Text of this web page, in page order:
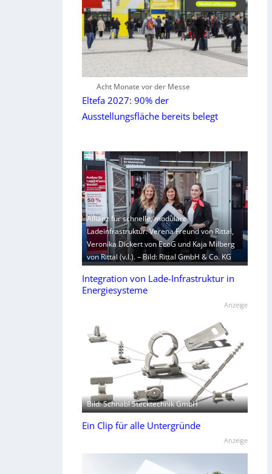
Acht Monate vor der Messe
Eltefa 2027: 90% der
Ausstellungsfläche bereits belegt
Allianz für schnelle, modulare
Ladeinfrastruktur: Verena Freund von Rittal,
Veronika Dickert von EcoG und Kaja Milberg
von Rittal (v.l.). – Bild: Rittal GmbH & Co. KG
Integration von Lade-Infrastruktur in
Energiesysteme
Anzeige
Bild: Schnabl Stecktechnik GmbH
Ein Clip für alle Untergründe
Anzeige